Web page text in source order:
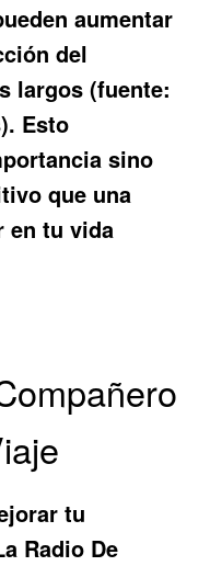
aumentar
del
largos (fuente:
Esto
sino
que una
en tu vida
tu
Radio De